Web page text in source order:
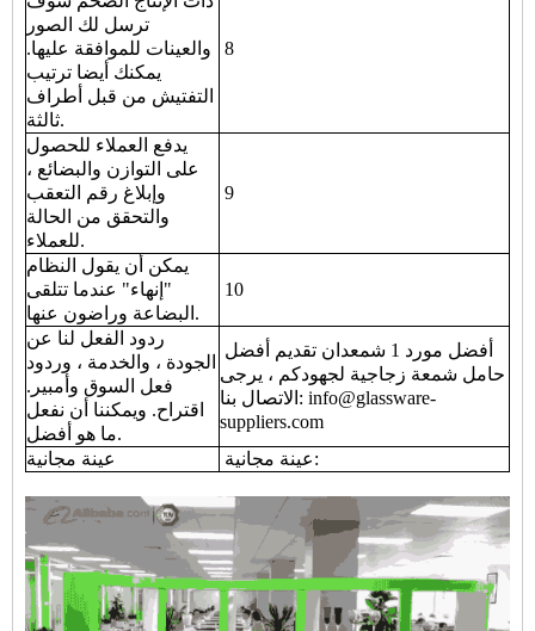
ترسل لك الصور
والعينات للموافقة عليها.
يمكنك أيضا ترتيب
التفتيش من قبل أطراف
ثالثة.
8
يدفع العملاء للحصول
على التوازن والبضائع ،
وإبلاغ رقم ​​التعقب
والتحقق من الحالة
للعملاء.
9
يمكن أن يقول النظام
"إنهاء" عندما تتلقى
البضاعة وراضون عنها.
10
ردود الفعل لنا عن
الجودة ، والخدمة ، وردود
فعل السوق وأمبير.
اقتراح. ويمكننا أن نفعل
ما هو أفضل.
حامل شمعة زجاجية لجهودكم ، يرجى
الاتصال بنا: info@glassware-
suppliers.com
عينة مجانية
عينة مجانية: